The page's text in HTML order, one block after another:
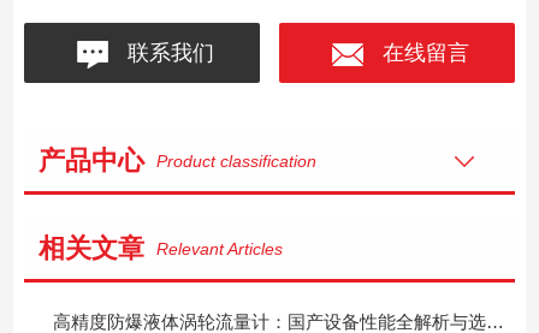
联系我们 在线留言
产品中心 Product classification
相关文章 Relevant Articles
高精度防爆液体涡轮流量计：国产设备性能全解析与选型实操指南